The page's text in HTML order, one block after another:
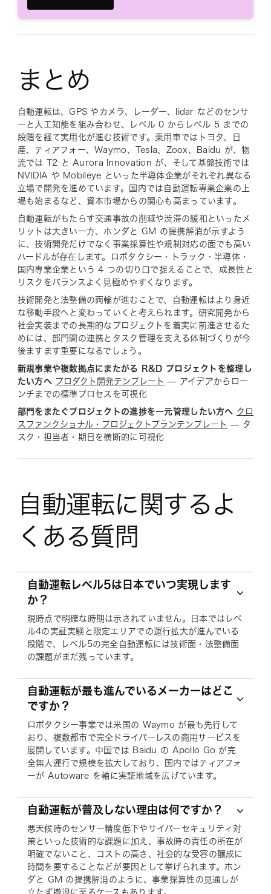
まとめ
自動運転は、GPS やカメラ、レーダー、lidar などのセンサ
ーと人工知能を組み合わせ、レベル 0 からレベル 5 までの
段階を経て実用化が進む技術です。乗用車ではトヨタ、日
産、ティアフォー、Waymo、Tesla、Zoox、Baidu が、物
流では T2 と Aurora Innovation が、そして基盤技術では
NVIDIA や Mobileye といった半導体企業がそれぞれ異なる
立場で開発を進めています。国内では自動運転専業企業の上
場も始まるなど、資本市場からの関心も高まっています。
自動運転がもたらす交通事故の削減や渋滞の緩和といったメ
リットは大きい一方、ホンダと GM の提携解消が示すよう
に、技術開発だけでなく事業採算性や規制対応の面でも高い
ハードルが存在します。ロボタクシー・トラック・半導体・
国内専業企業という 4 つの切り口で捉えることで、成長性と
リスクをバランスよく見極めやすくなります。
技術開発と法整備の両輪が進むことで、自動運転はより身近
な移動手段へと変わっていくと考えられます。研究開発から
社会実装までの長期的なプロジェクトを着実に前進させるた
めには、部門間の連携とタスク管理を支える体制づくりが今
後ますます重要になるでしょう。
新規事業や複数拠点にまたがる R&D プロジェクトを整理し
たい方へ プロダクト開発テンプレート — アイデアからロー
ンチまでの標準プロセスを可視化
部門をまたぐプロジェクトの進捗を一元管理したい方へ クロ
スファンクショナル・プロジェクトプランテンプレート — タ
スク・担当者・期日を横断的に可視化
自動運転に関するよ
くある質問
自動運転レベル5は日本でいつ実現します
か？
現時点で明確な時期は示されていません。日本ではレベ
ル4の実証実験と限定エリアでの運行拡大が進んでいる
段階で、レベル5の完全自動運転には技術面・法整備面
の課題がまだ残っています。
自動運転が最も進んでいるメーカーはどこ
ですか？
ロボタクシー事業では米国の Waymo が最も先行して
おり、複数都市で完全ドライバーレスの商用サービスを
展開しています。中国では Baidu の Apollo Go が完
全無人運行で規模を拡大しており、国内ではティアフォ
ーが Autoware を軸に実証地域を広げています。
自動運転が普及しない理由は何ですか？
悪天候時のセンサー精度低下やサイバーセキュリティ対
策といった技術的な課題に加え、事故時の責任の所在が
明確でないこと、コストの高さ、社会的な受容の醸成に
時間を要することなどが要因として挙げられます。ホン
ダと GM の提携解消のように、事業採算性の見通しが